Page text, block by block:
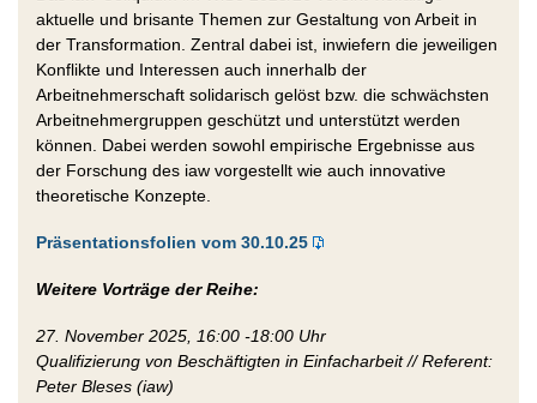
aktuelle und brisante Themen zur Gestaltung von Arbeit in
der Transformation. Zentral dabei ist, inwiefern die jeweiligen
Konflikte und Interessen auch innerhalb der
Arbeitnehmerschaft solidarisch gelöst bzw. die schwächsten
Arbeitnehmergruppen geschützt und unterstützt werden
können. Dabei werden sowohl empirische Ergebnisse aus
der Forschung des iaw vorgestellt wie auch innovative
theoretische Konzepte.
Präsentationsfolien vom 30.10.25
Weitere Vorträge der Reihe:
27. November 2025, 16:00 -18:00 Uhr
Qualifizierung von Beschäftigten in Einfacharbeit // Referent:
Peter Bleses (iaw)